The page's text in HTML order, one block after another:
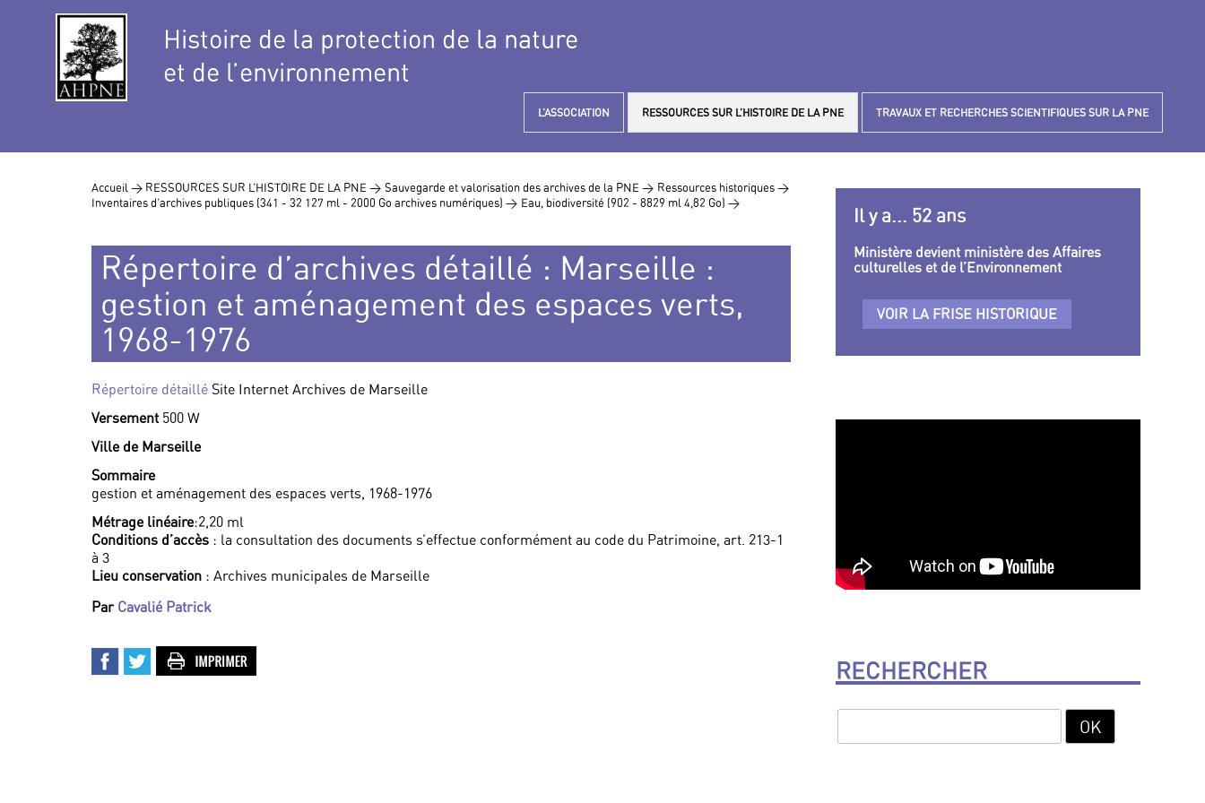
Histoire de la protection de la nature
et de l’environnement
L’ASSOCIATION RESSOURCES SUR L’HISTOIRE DE LA PNE TRAVAUX ET RECHERCHES SCIENTIFIQUES SUR LA PNE
Accueil > RESSOURCES SUR L’HISTOIRE DE LA PNE > Sauvegarde et valorisation des archives de la PNE > Ressources historiques >
Inventaires d’archives publiques (341 - 32 127 ml - 2000 Go archives numériques) > Eau, biodiversité (902 - 8829 ml 4,82 Go) >
Répertoire d’archives détaillé : Marseille :
gestion et aménagement des espaces verts,
1968-1976
Répertoire détaillé Site Internet Archives de Marseille
Versement 500 W
Ville de Marseille
Sommaire
gestion et aménagement des espaces verts, 1968-1976
Métrage linéaire:2,20 ml
Conditions d’accès : la consultation des documents s’effectue conformément au code du Patrimoine, art. 213-1
à 3
Lieu conservation : Archives municipales de Marseille
Par Cavalié Patrick
Il y a... 52 ans
Ministère devient ministère des Affaires
culturelles et de l’Environnement
VOIR LA FRISE HISTORIQUE
RECHERCHER